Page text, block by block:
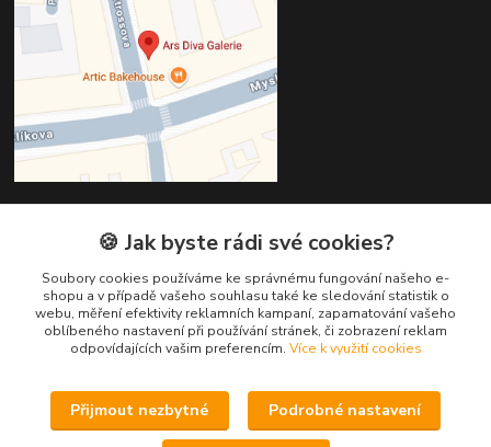
Kontakty
Věra Hédervári
+420 603 821 712
vera@arsdiva.cz
🍪 Jak byste rádi své cookies?
Soubory cookies používáme ke správnému fungování našeho e-
shopu a v případě vašeho souhlasu také ke sledování statistik o
webu, měření efektivity reklamních kampaní, zapamatování vašeho
oblíbeného nastavení při používání stránek, či zobrazení reklam
odpovídajících vašim preferencím. Více k využití cookies
Přijmout nezbytné Podrobné nastavení